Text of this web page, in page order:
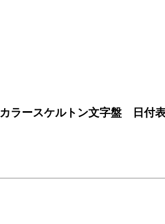
ラースケルトン文字盤 日付